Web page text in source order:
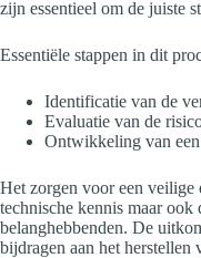
zijn essentieel om de juiste
Essentiële stappen in dit
Identificatie van de
Evaluatie van de
Ontwikkeling van
Het zorgen voor een veilige
technische kennis maar ook
belanghebbenden. De
bijdragen aan het herstellen